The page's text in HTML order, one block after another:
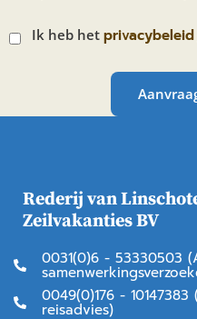
Ik heb het privacybeleid
Rederij van
Zeilvakanties BV
0031(0)6 - 53330503
0049(0)176 -
reisadvies)